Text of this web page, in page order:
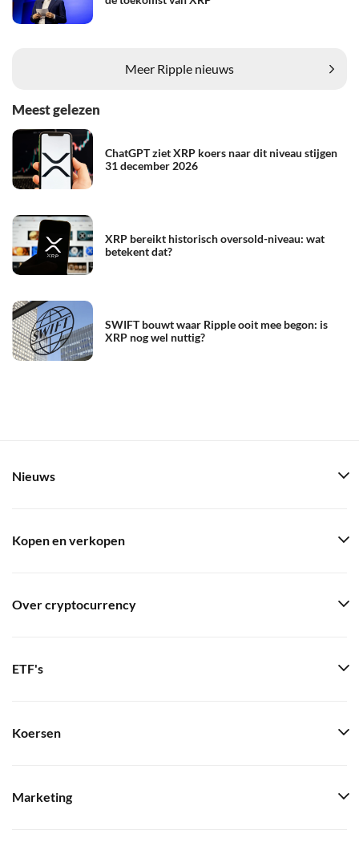
Meer Ripple nieuws
Meest gelezen
ChatGPT ziet XRP koers naar dit niveau stijgen
31 december 2026
XRP bereikt historisch oversold-niveau: wat
betekent dat?
SWIFT bouwt waar Ripple ooit mee begon: is
XRP nog wel nuttig?
Nieuws
Kopen en verkopen
Over cryptocurrency
ETF's
Koersen
Marketing